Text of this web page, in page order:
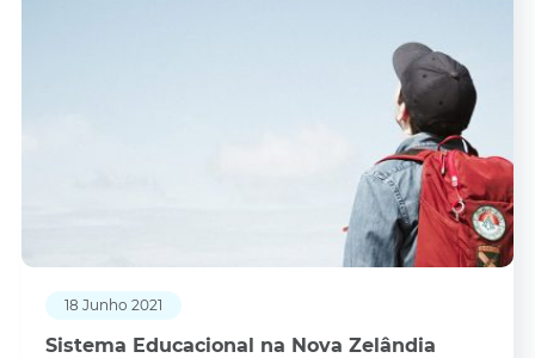
18 Junho 2021
Sistema Educacional na Nova Zelândia